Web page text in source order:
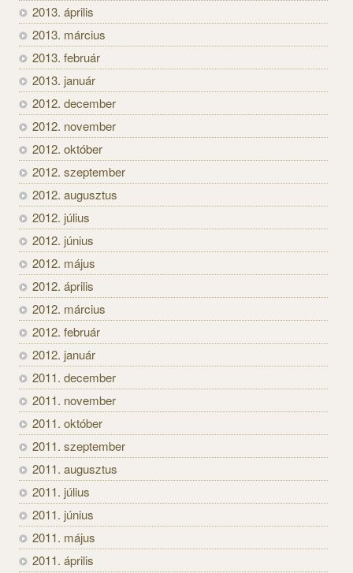
2013. április
2013. március
2013. február
2013. január
2012. december
2012. november
2012. október
2012. szeptember
2012. augusztus
2012. július
2012. június
2012. május
2012. április
2012. március
2012. február
2012. január
2011. december
2011. november
2011. október
2011. szeptember
2011. augusztus
2011. július
2011. június
2011. május
2011. április